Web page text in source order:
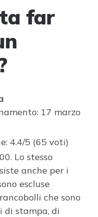
far
17 marzo
4.4/5 (65 voti)
Lo stesso
anche per i
escluse
che sono
di stampa, di